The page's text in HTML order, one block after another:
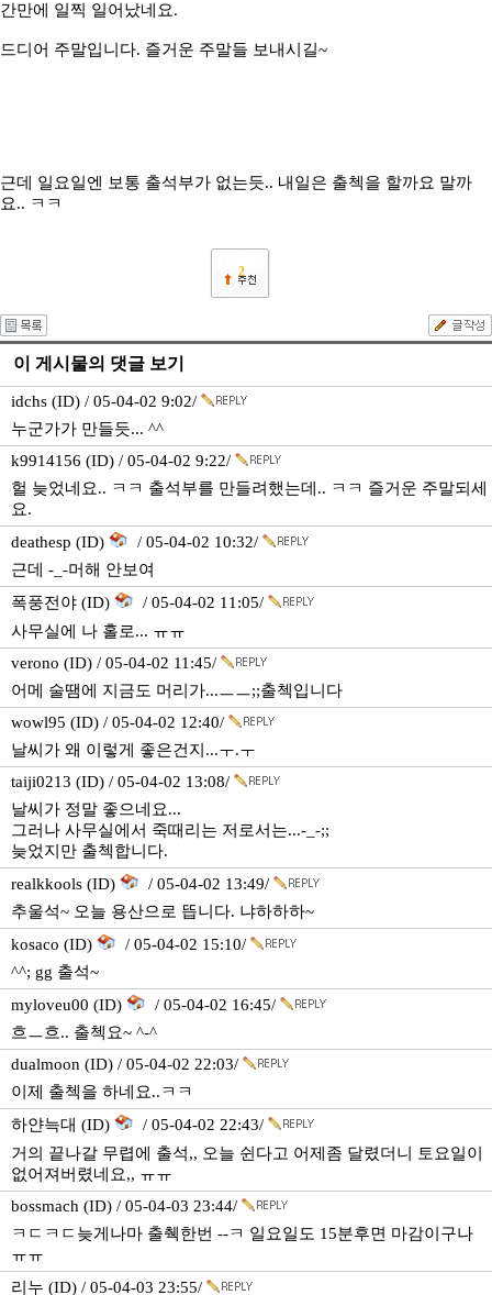
간만에 일찍 일어났네요.
드디어 주말입니다. 즐거운 주말들 보내시길~
근데 일요일엔 보통 출석부가 없는듯.. 내일은 출첵을 할까요 말까
요.. ㅋㅋ
2
이 게시물의 댓글 보기
idchs (ID) / 05-04-02 9:02/
누군가가 만들듯... ^^
k9914156 (ID) / 05-04-02 9:22/
헐 늦었네요.. ㅋㅋ 출석부를 만들려했는데.. ㅋㅋ 즐거운 주말되세
요.
deathesp (ID)
/ 05-04-02 10:32/
근데 -_-머해 안보여
폭풍전야 (ID)
/ 05-04-02 11:05/
사무실에 나 홀로... ㅠㅠ
verono (ID) / 05-04-02 11:45/
어메 술땜에 지금도 머리가...ㅡㅡ;;출첵입니다
wowl95 (ID) / 05-04-02 12:40/
날씨가 왜 이렇게 좋은건지...ㅜ.ㅜ
taiji0213 (ID) / 05-04-02 13:08/
날씨가 정말 좋으네요...
그러나 사무실에서 죽때리는 저로서는...-_-;;
늦었지만 출첵합니다.
realkkools (ID)
/ 05-04-02 13:49/
추울석~ 오늘 용산으로 뜹니다. 냐하하하~
kosaco (ID)
/ 05-04-02 15:10/
^^; gg 출석~
myloveu00 (ID)
/ 05-04-02 16:45/
흐ㅡ흐.. 출첵요~ ^-^
dualmoon (ID) / 05-04-02 22:03/
이제 출첵을 하네요..ㅋㅋ
하얀늑대 (ID)
/ 05-04-02 22:43/
거의 끝나갈 무렵에 출석,, 오늘 쉰다고 어제좀 달렸더니 토요일이
없어져버렸네요,, ㅠㅠ
bossmach (ID) / 05-04-03 23:44/
ㅋㄷㅋㄷ늦게나마 출췍한번 --ㅋ 일요일도 15분후면 마감이구나
ㅠㅠ
리누 (ID) / 05-04-03 23:55/